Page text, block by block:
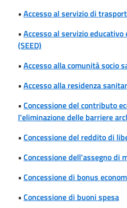
• Accesso al servizio di
• Accesso al servizio
(SEED)
• Accesso alla comunità socio
• Accesso alla residenza
• Concessione del contributo
l'eliminazione delle barriere
• Concessione del reddito di
• Concessione dell'assegno di
• Concessione di bonus
• Concessione di buoni spesa